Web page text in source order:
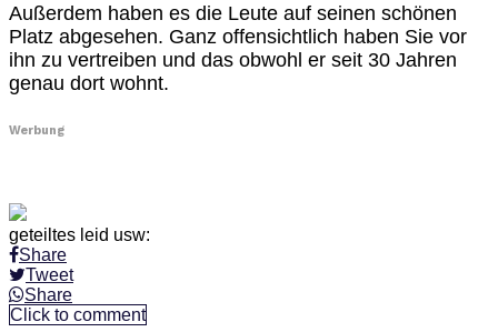
Außerdem haben es die Leute auf seinen schönen
Platz abgesehen. Ganz offensichtlich haben Sie vor
ihn zu vertreiben und das obwohl er seit 30 Jahren
genau dort wohnt.
Werbung
geteiltes leid usw:
Share
Tweet
Share
Click to comment